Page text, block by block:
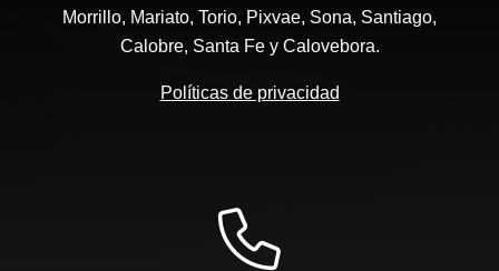
Morrillo, Mariato, Torio, Pixvae, Sona, Santiago,
Calobre, Santa Fe y Calovebora.
Políticas de privacidad